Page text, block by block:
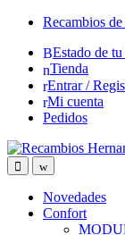
Skip
navigation
Skip
content
Recambios
Estado de
Tienda
Entrar /
Mi cuenta
Pedidos
OpenClose
Novedades
Confort